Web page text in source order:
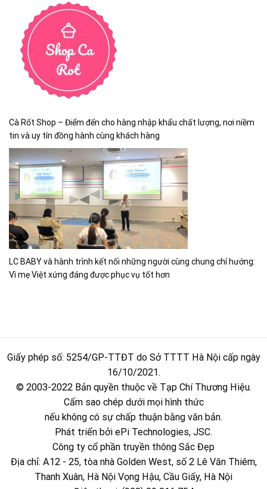
Cà Rốt Shop – Điểm đến cho hàng nhập khẩu chất lượng, nơi niềm
tin và uy tín đồng hành cùng khách hàng
LC BABY và hành trình kết nối những người cùng chung chí hướng:
Vì mẹ Việt xứng đáng được phục vụ tốt hơn
Giấy phép số: 5254/GP-TTĐT do Sở TTTT Hà Nội cấp ngày
16/10/2021.
© 2003-2022 Bản quyền thuộc về Tạp Chí Thương Hiệu.
Cấm sao chép dưới mọi hình thức
nếu không có sự chấp thuận bằng văn bản.
Phát triển bởi ePi Technologies, JSC.
Công ty cổ phần truyền thông Sắc Đẹp
Địa chỉ: A12 - 25, tòa nhà Golden West, số 2 Lê Văn Thiêm,
Thanh Xuân, Hà Nội Vọng Hậu, Cầu Giấy, Hà Nội